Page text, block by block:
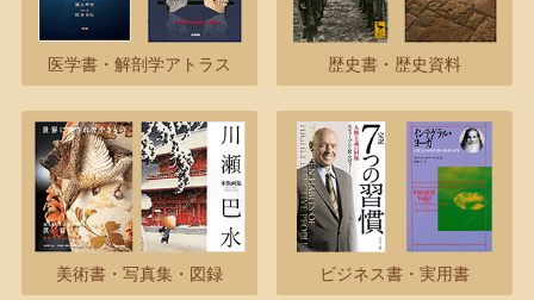
医学書・解剖学アトラス 歴史書・歴史資料
美術書・写真集・図録 ビジネス書・実用書